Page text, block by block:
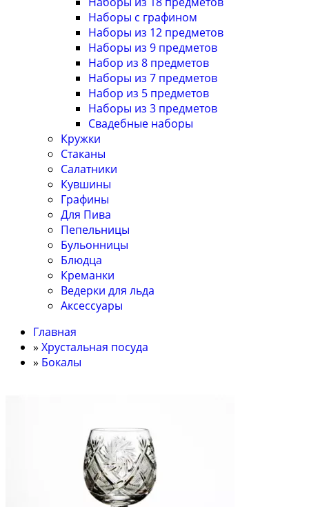
Наборы с графином
Наборы из 12 предметов
Наборы из 9 предметов
Набор из 8 предметов
Наборы из 7 предметов
Набор из 5 предметов
Наборы из 3 предметов
Свадебные наборы
Кружки
Стаканы
Салатники
Кувшины
Графины
Для Пива
Пепельницы
Бульонницы
Блюдца
Креманки
Ведерки для льда
Аксессуары
Главная
» Хрустальная посуда
» Бокалы